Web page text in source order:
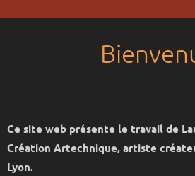
Ce site web présente le travail de
Création Artechnique, artiste
Lyon.